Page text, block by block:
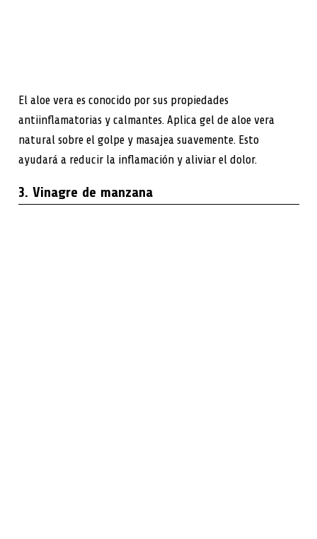
El aloe vera es conocido por sus propiedades
antiinflamatorias y calmantes. Aplica gel de aloe vera
natural sobre el golpe y masajea suavemente. Esto
ayudará a reducir la inflamación y aliviar el dolor.
3. Vinagre de manzana